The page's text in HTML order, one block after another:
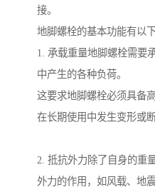
接。
地脚螺栓的基本功能有以下
1. 承载重量地脚螺栓需要
中产生的各种负荷。
这要求地脚螺栓必须具备
在长期使用中发生变形或断
2. 抵抗外力除了自身的重
外力的作用，如风载、地震